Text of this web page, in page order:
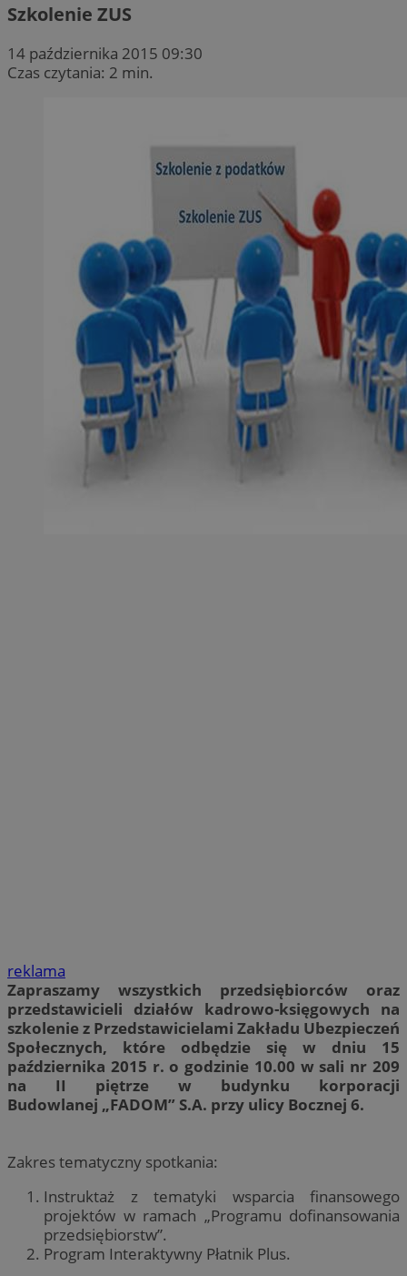
Szkolenie ZUS
14 października 2015 09:30
Czas czytania: 2 min.
reklama
Zapraszamy wszystkich przedsiębiorców oraz
przedstawicieli działów kadrowo-księgowych na
szkolenie z Przedstawicielami Zakładu Ubezpieczeń
Społecznych, które odbędzie się w dniu 15
października 2015 r. o godzinie 10.00 w sali nr 209
na II piętrze w budynku korporacji
Budowlanej „FADOM” S.A. przy ulicy Bocznej 6.
Zakres tematyczny spotkania:
Instruktaż z tematyki wsparcia finansowego
projektów w ramach „Programu dofinansowania
przedsiębiorstw”.
Program Interaktywny Płatnik Plus.